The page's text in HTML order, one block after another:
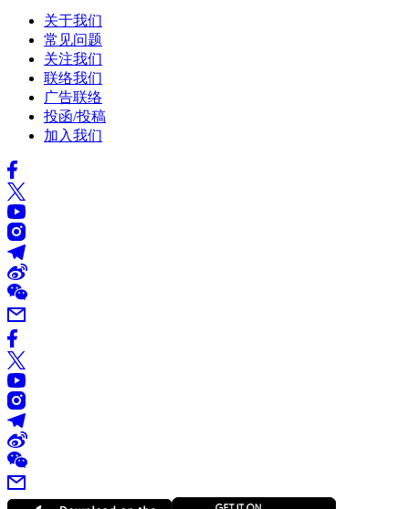
关于我们
常见问题
关注我们
联络我们
广告联络
投函/投稿
加入我们